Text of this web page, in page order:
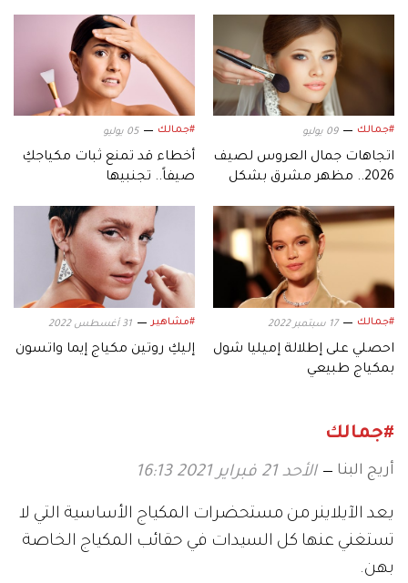
#جمالك 09 يوليو
اتجاهات جمال العروس لصيف
2026.. مظهر مشرق بشكل
#جمالك 05 يوليو
أخطاء قد تمنع ثبات مكياجكِ
صيفاً.. تجنبيها
#جمالك 17 سبتمبر 2022
احصلي على إطلالة إميليا شول
بمكياج طبيعي
#مشاهير 31 أغسطس 2022
إليكِ روتين مكياج إيما واتسون
#جمالك
أريج البنا الأحد 21 فبراير 2021 16:13
يعد الآيلاينر من مستحضرات المكياج الأساسية التي لا
تستغني عنها كل السيدات في حقائب المكياج الخاصة
بهن.